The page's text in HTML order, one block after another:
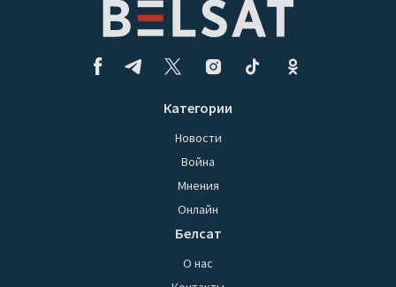
Категории
Новости
Война
Мнения
Онлайн
Белсат
О нас